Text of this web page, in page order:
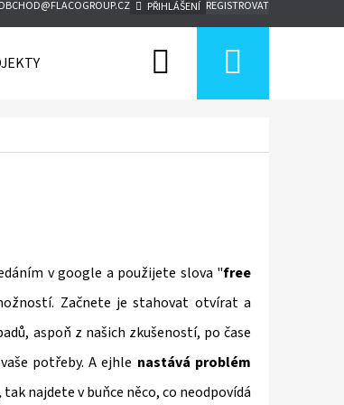
PŘIHLÁŠENÍ REGISTROVAT
Hledat
v google a použijete slova "free
Začnete je stahovat otvírat a
aspoň z našich zkušeností, po čase
potřeby. A ejhle nastává problém
tak najdete v buňce něco, co neodpovídá